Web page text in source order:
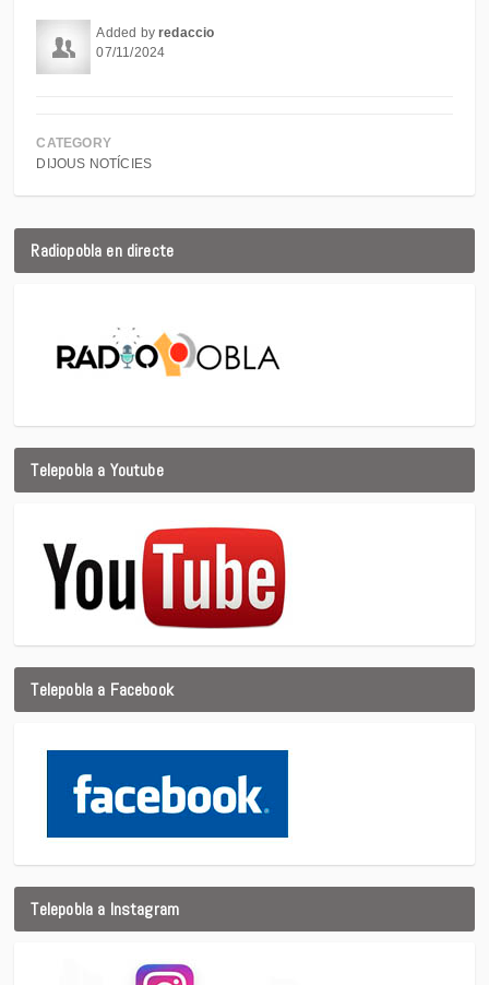
Added byredaccio
07/11/2024
CATEGORY
DIJOUS NOTÍCIES
Radiopobla en directe
Telepobla a Youtube
Telepobla a Facebook
Telepobla a Instagram